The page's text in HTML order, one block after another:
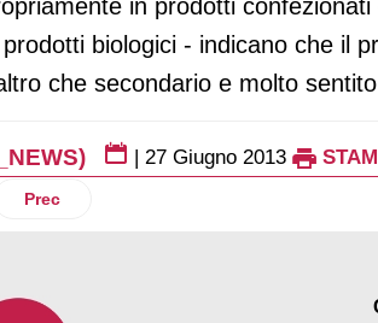
in prodotti
biologici - indicano che il
che secondario e molto
| 27 Giugno 2013
Articolo precedente: Confimprese: Iva, il
Prec